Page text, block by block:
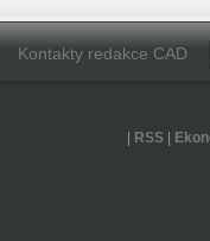
Kontakty redakce CAD
RSS|